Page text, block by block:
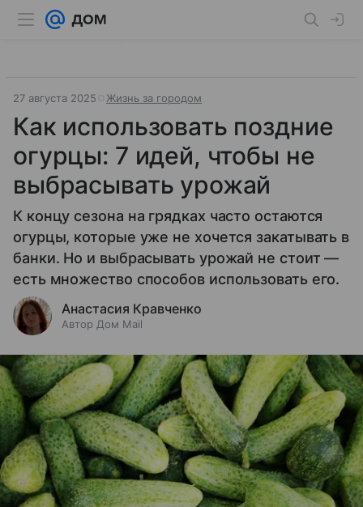
27 августа 2025 Жизнь за городом
Как использовать поздние
огурцы: 7 идей, чтобы не
выбрасывать урожай
К концу сезона на грядках часто остаются
огурцы, которые уже не хочется закатывать в
банки. Но и выбрасывать урожай не стоит —
есть множество способов использовать его.
Анастасия Кравченко
Автор Дом Mail